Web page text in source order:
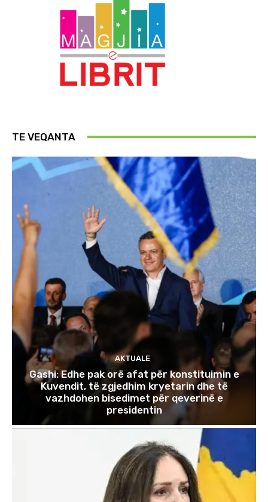
TE VEQANTA
AKTUALE
Gashi: Edhe pak orë afat për konstituimin e
Kuvendit, të zgjedhim kryetarin dhe të
vazhdohen bisedimet për qeverinë e
presidentin